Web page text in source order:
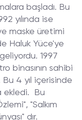
başladı. Bu
yılında ise
maske üretimi
Haluk Yüce'ye
1997
binasının sahibi
Bu 4 yıl içerisinde
ekledi. Bu
"Salkım
dır.